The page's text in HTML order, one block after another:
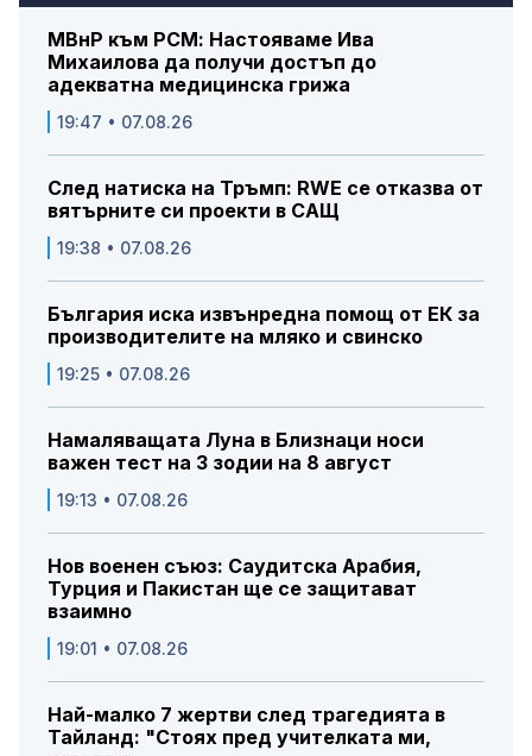
МВнР към РСМ: Настояваме Ива
Михаилова да получи достъп до
адекватна медицинска грижа
19:47 • 07.08.26
След натиска на Тръмп: RWE се отказва от
вятърните си проекти в САЩ
19:38 • 07.08.26
България иска извънредна помощ от ЕК за
производителите на мляко и свинско
19:25 • 07.08.26
Намаляващата Луна в Близнаци носи
важен тест на 3 зодии на 8 август
19:13 • 07.08.26
Нов военен съюз: Саудитска Арабия,
Турция и Пакистан ще се защитават
взаимно
19:01 • 07.08.26
Най-малко 7 жертви след трагедията в
Тайланд: "Стоях пред учителката ми,